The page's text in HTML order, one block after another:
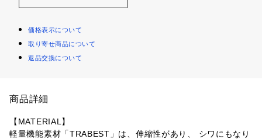
価格表示について
取り寄せ商品について
返品交換について
商品詳細
【MATERIAL】
軽量機能素材「TRABEST」は、伸縮性があり、 シワにもなり